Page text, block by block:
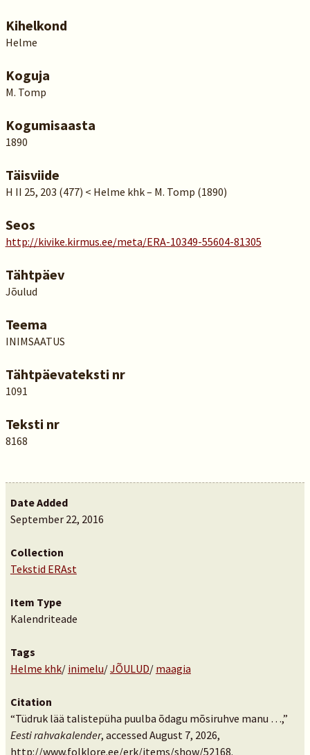
Kihelkond
Helme
Koguja
M. Tomp
Kogumisaasta
1890
Täisviide
H II 25, 203 (477) < Helme khk – M. Tomp (1890)
Seos
http://kivike.kirmus.ee/meta/ERA-10349-55604-81305
Tähtpäev
Jõulud
Teema
INIMSAATUS
Tähtpäevateksti nr
1091
Teksti nr
8168
Date Added
September 22, 2016
Collection
Tekstid ERAst
Item Type
Kalendriteade
Tags
Helme khk/ inimelu/JÕULUD/ maagia
Citation
“Tüdruk lää talistepüha puulba õdagu mõsiruhve manu …,”
Eesti rahvakalender, accessed August 7, 2026,
http://www.folklore.ee/erk/items/show/52168.